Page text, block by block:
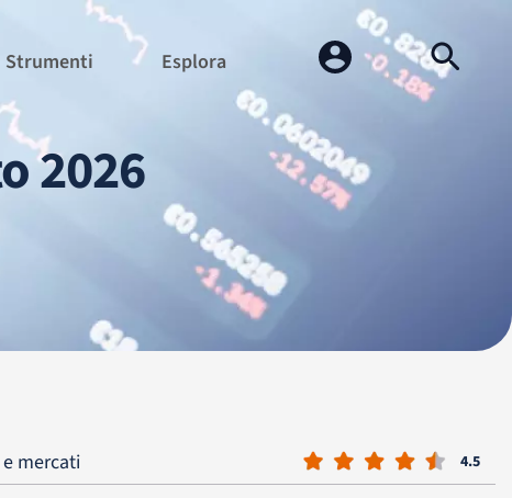
Strumenti Esplora
2026
mercati 4.5